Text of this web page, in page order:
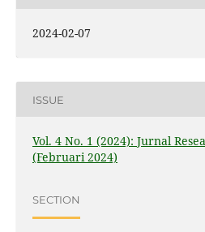
2024-02-07
ISSUE
Vol. 4 No. 1 (2024): Jurnal
(Februari 2024)
SECTION